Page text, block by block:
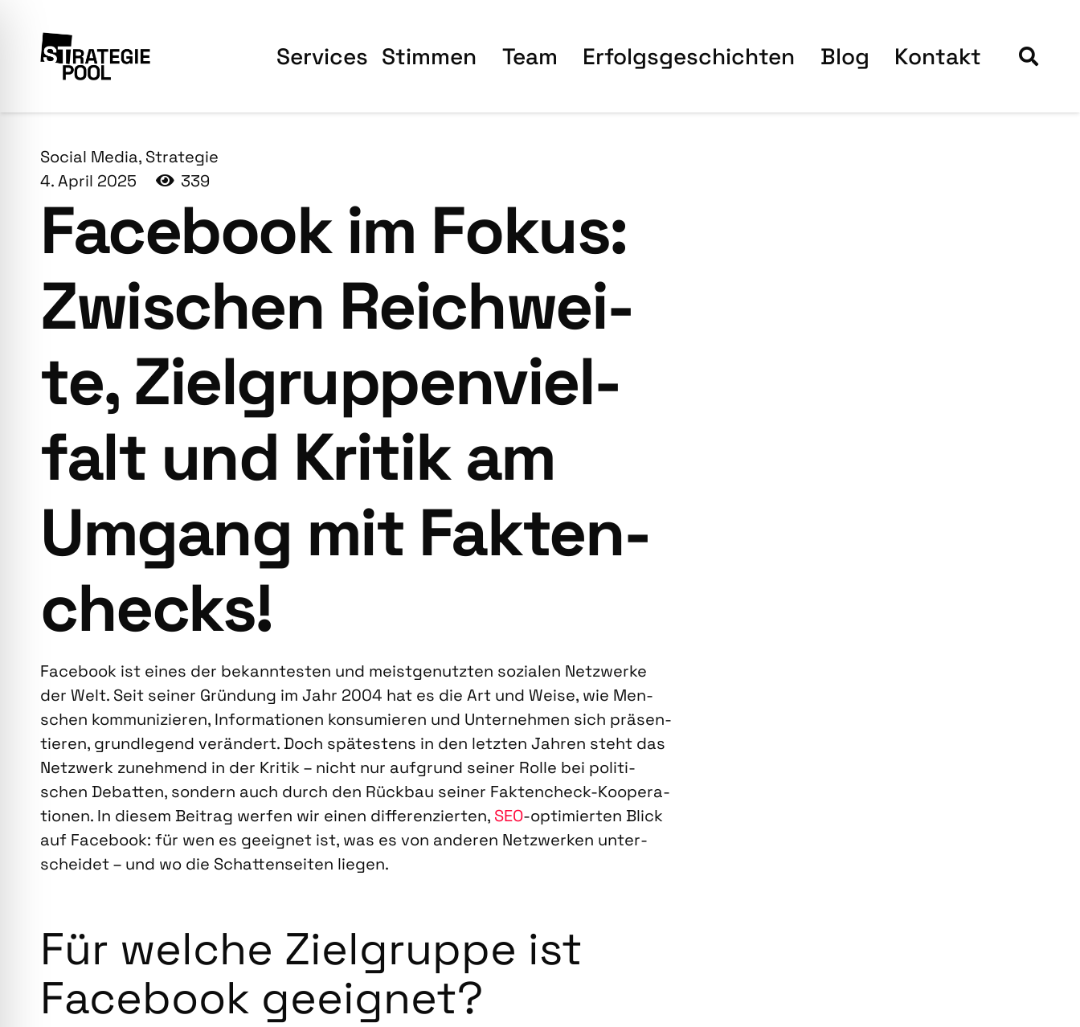
Ser­vices Stim­men Team Erfolgs­ge­schich­ten Blog Kon­takt
Social Media, Strategie
4. April 2025
339
Face­book im Fokus:
Zwi­schen Reich­wei­
te, Ziel­grup­pen­viel­
falt und Kri­tik am
Umgang mit Fak­ten­
checks!
Face­book ist eines der bekann­tes­ten und meist­ge­nutz­ten sozia­len Netz­wer­ke
der Welt. Seit sei­ner Grün­dung im Jahr 2004 hat es die Art und Wei­se, wie Men­
schen kom­mu­ni­zie­ren, Infor­ma­tio­nen kon­su­mie­ren und Unter­neh­men sich prä­sen­
tie­ren, grund­le­gend ver­än­dert. Doch spä­tes­tens in den letz­ten Jah­ren steht das
Netz­werk zuneh­mend in der Kri­tik – nicht nur auf­grund sei­ner Rol­le bei poli­ti­
schen Debat­ten, son­dern auch durch den Rück­bau sei­ner Fak­ten­check-Koope­ra­
tio­nen. In die­sem Bei­trag wer­fen wir einen dif­fe­ren­zier­ten, SEO-opti­mier­ten Blick
auf Face­book: für wen es geeig­net ist, was es von ande­ren Netz­wer­ken unter­
schei­det – und wo die Schat­ten­sei­ten lie­gen.
Für wel­che Ziel­grup­pe ist
Face­book geeig­net?